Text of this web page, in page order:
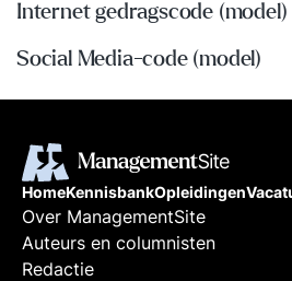
Internet gedragscode (model)
Social Media-code (model)
HomeKennisbankOpleidingen
Over ManagementSite
Auteurs en columnisten
Redactie